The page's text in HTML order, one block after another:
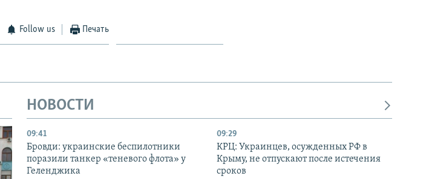
Follow us Печать
НОВОСТИ
09:41
Бровди: украинские беспилотники
поразили танкер «теневого флота» у
Геленджика
09:29
КРЦ: Украинцев, осужденных РФ в
Крыму, не отпускают после истечения
сроков